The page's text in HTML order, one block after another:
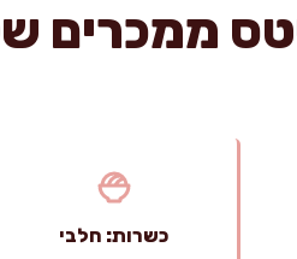
ממכרים
כשרות: חלבי